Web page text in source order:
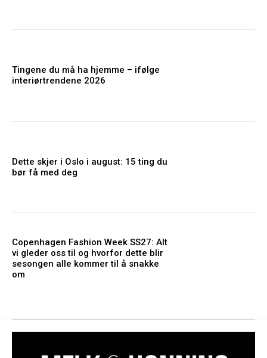
Tingene du må ha hjemme – ifølge
interiørtrendene 2026
Dette skjer i Oslo i august: 15 ting du
bør få med deg
Copenhagen Fashion Week SS27: Alt
vi gleder oss til og hvorfor dette blir
sesongen alle kommer til å snakke
om